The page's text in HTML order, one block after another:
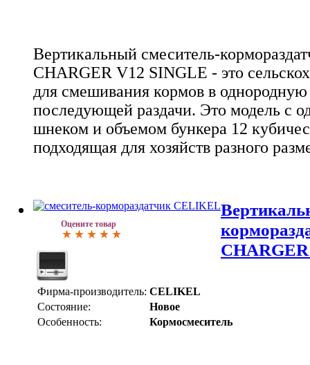
Вертикальный смеситель-
CHARGER V12 SINGLE - это
для смешивания кормов в
последующей раздачи. Это модель с
шнеком и объемом бункера 12
подходящая для хозяйств разного
Оцените товар
Фирма-производитель: CELIKEL
Состояние:
Новое
Особенность:
Кормосмеситель